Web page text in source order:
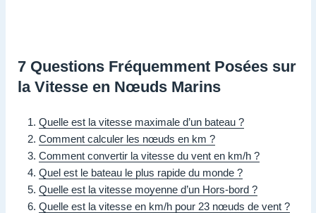
7 Questions Fréquemment Posées sur
la Vitesse en Nœuds Marins
Quelle est la vitesse maximale d’un bateau ?
Comment calculer les nœuds en km ?
Comment convertir la vitesse du vent en km/h ?
Quel est le bateau le plus rapide du monde ?
Quelle est la vitesse moyenne d’un Hors-bord ?
Quelle est la vitesse en km/h pour 23 nœuds de vent ?